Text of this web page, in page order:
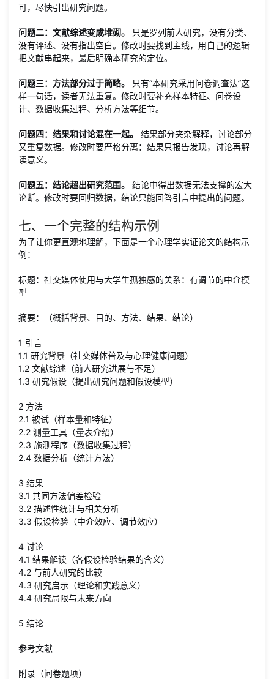
可，尽快引出研究问题。
问题二：文献综述变成堆砌。
只是罗列前人研究，没有分类、
没有评述、没有指出空白。修改时要找到主线，用自己的逻辑
把文献串起来，最后明确本研究的定位。
问题三：方法部分过于简略。
只有“本研究采用问卷调查法”这
样一句话，读者无法重复。修改时要补充样本特征、问卷设
计、数据收集过程、分析方法等细节。
问题四：结果和讨论混在一起。
结果部分夹杂解释，讨论部分
又重复数据。修改时要严格分离：结果只报告发现，讨论再解
读意义。
问题五：结论超出研究范围。
结论中得出数据无法支撑的宏大
论断。修改时要回归数据，结论只能回答引言中提出的问题。
七、一个完整的结构示例
为了让你更直观地理解，下面是一个心理学实证论文的结构示
例：
标题：社交媒体使用与大学生孤独感的关系：有调节的中介模
型
摘要：（概括背景、目的、方法、结果、结论）
1 引言
1.1 研究背景（社交媒体普及与心理健康问题）
1.2 文献综述（前人研究进展与不足）
1.3 研究假设（提出研究问题和假设模型）
2 方法
2.1 被试（样本量和特征）
2.2 测量工具（量表介绍）
2.3 施测程序（数据收集过程）
2.4 数据分析（统计方法）
3 结果
3.1 共同方法偏差检验
3.2 描述性统计与相关分析
3.3 假设检验（中介效应、调节效应）
4 讨论
4.1 结果解读（各假设检验结果的含义）
4.2 与前人研究的比较
4.3 研究启示（理论和实践意义）
4.4 研究局限与未来方向
5 结论
参考文献
附录（问卷题项）